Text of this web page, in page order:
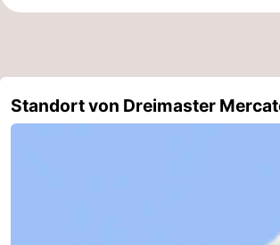
Westhoek
Kontakt
Standort von Dreimaster